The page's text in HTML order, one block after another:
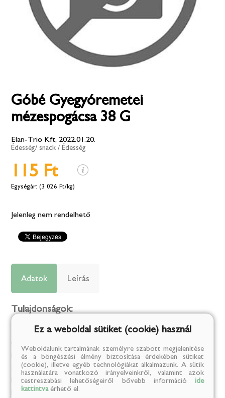
Góbé Gyegyóremetei
mézespogácsa 38 G
Elan-Trio Kft, 2022.01.20.
Édesség/ snack / Édesség
115 Ft
(3 026 Ft/kg)
Jelenleg nem rendelhető
Adatok Leírás
Tulajdonságok:
Tárolási információk: száraz, hűvös, napfénytől védett helyen
Márka:
GÓBÉ
Származási ország:
Románia
Kiszerelési egység:
kg
Kiszerelés: 0.038
Ez a weboldal sütiket (cookie) használ
Weboldalunk tartalmának személyre szabott megjelenítése
és a böngészési élmény biztosítása érdekében sütiket
(cookie), illetve egyéb technológiákat alkalmazunk. A sütik
használatára vonatkozó irányelveinkről, valamint azok
testreszabási lehetőségeiről bővebb információ ide
kattintvaérhető el.